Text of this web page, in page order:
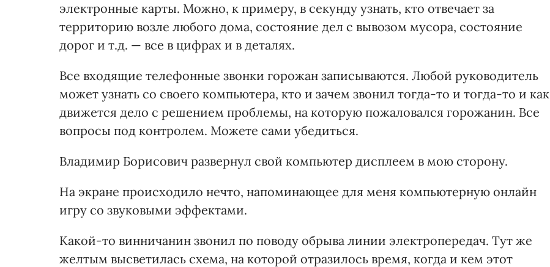
электронные карты. Можно, к примеру, в секунду узнать, кто отвечает за
территорию возле любого дома, состояние дел с вывозом мусора, состояние
дорог и т.д. — все в цифрах и в деталях.
Все входящие телефонные звонки горожан записываются. Любой руководитель
может узнать со своего компьютера, кто и зачем звонил тогда-то и тогда-то и как
движется дело с решением проблемы, на которую пожаловался горожанин. Все
вопросы под контролем. Можете сами убедиться.
Владимир Борисович развернул свой компьютер дисплеем в мою сторону.
На экране происходило нечто, напоминающее для меня компьютерную онлайн
игру со звуковыми эффектами.
Какой-то винничанин звонил по поводу обрыва линии электропередач. Тут же
желтым высветилась схема, на которой отразилось время, когда и кем этот